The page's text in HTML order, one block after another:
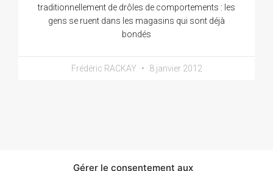
Gérer le consentement aux
traditionnellement de drôles de comportements : les
gens se ruent dans les magasins qui sont déjà
bondés
Frédéric RACKAY 8 janvier 2012